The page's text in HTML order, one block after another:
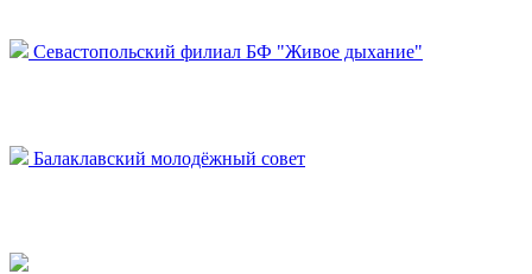
Севастопольский филиал БФ "Живое дыхание"
Балаклавский молодёжный совет